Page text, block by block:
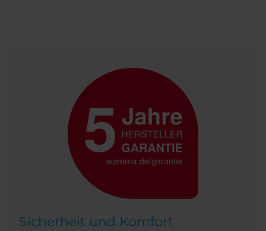
Sicherheit und Komfort